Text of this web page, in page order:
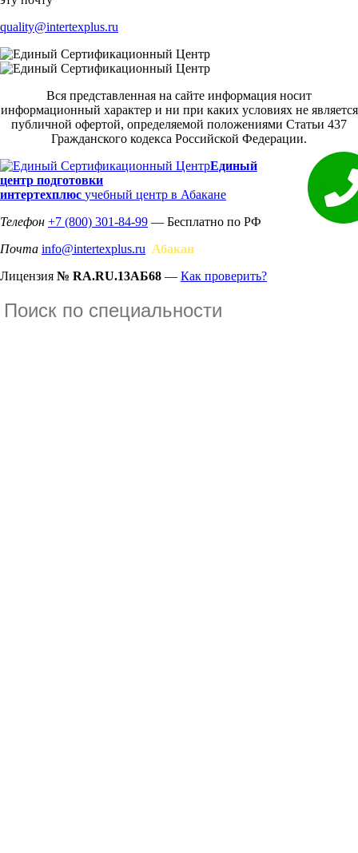
quality@intertexplus.ru
Вся представленная на сайте информация носит
информационный характер и ни при каких условиях не является
публичной офертой, определяемой положениями Статьи 437
Гражданского кодекса Российской Федерации.
Единый
центр подготовки
интертехплюс учебный центр в Абакане
Телефон +7 (800) 301-84-99 — Бесплатно по РФ
Почта info@intertexplus.ru Абакан
Лицензия № RA.RU.13АБ68 — Как проверить?